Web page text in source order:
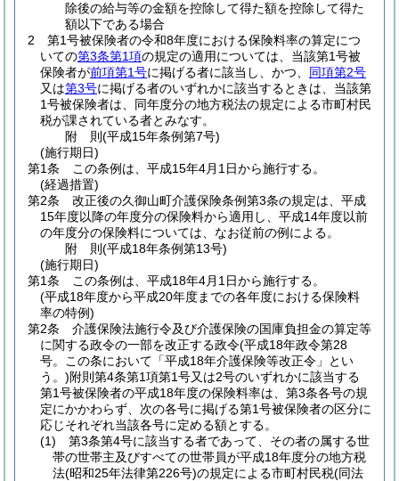
除後の給与等の金額を控除して得た額を控除して得た
額以下である場合
2
第1号被保険者の令和8年度における保険料率の算定につ
いての第3条第1項の規定の適用については、当該第1号被
保険者が前項第1号に掲げる者に該当し、かつ、 同項第2号
又は第3号に掲げる者のいずれかに該当するときは、当該第
1号被保険者は、同年度分の地方税法の規定による市町村民
税が課されている者とみなす。
附 則(平成15年条例第7号)
(施行期日)
第1条
この条例は、平成15年4月1日から施行する。
(経過措置)
第2条
改正後の久御山町介護保険条例第3条の規定は、平成
15年度以降の年度分の保険料から適用し、平成14年度以前
の年度分の保険料については、なお従前の例による。
附 則(平成18年条例第13号)
(施行期日)
第1条
この条例は、平成18年4月1日から施行する。
(平成18年度から平成20年度までの各年度における保険料
率の特例)
第2条
介護保険法施行令及び介護保険の国庫負担金の算定等
に関する政令の一部を改正する政令(平成18年政令第28
号。この条において「平成18年介護保険等改正令」とい
う。)附則第4条第1項第1号又は2号のいずれかに該当する
第1号被保険者の平成18年度の保険料率は、第3条各号の規
定にかかわらず、次の各号に掲げる第1号被保険者の区分に
応じそれぞれ当該各号に定める額とする。
(1)
第3条第4号に該当する者であって、その者の属する世
帯の世帯主及びすべての世帯員が平成18年度分の地方税
法(昭和25年法律第226号)の規定による市町村民税(同法